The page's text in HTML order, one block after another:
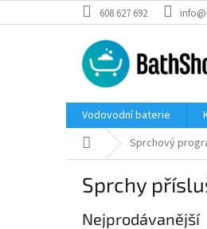
na
608 627 692
Vodovodní baterie
Domů Sprchový
Sprchy
Nejprodávanější